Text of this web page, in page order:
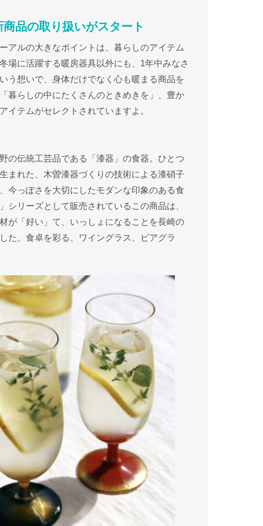
品の取り扱いがスタート
アルの大きなポイントは、暮らしのアイテム
場に活躍する暖房器具以外にも、1年中みなさ
う想いで、身体だけでなく心も暖まる商品を
暮らしの中にたくさんのときめきを」、豊か
イテムがセレクトされていますよ。
の伝統工芸品である「漆器」の食器。ひとつ
まれた、木曽漆器づくりの技術による漆硝子
今っぽさを大切にしたモダンな印象のある食
シリーズとして販売されているこの商品は、
が「好い」て、いっしょになることを長崎の
た。食卓を彩る、ワイングラス、ビアグラ